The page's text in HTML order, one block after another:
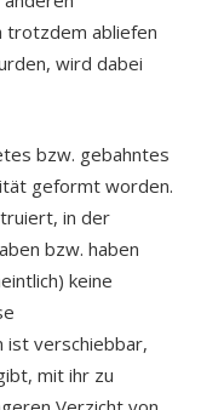
trotzdem abliefen
wird dabei
bzw. gebahntes
geformt worden.
in der
bzw. haben
keine
ist verschiebbar,
mit ihr zu